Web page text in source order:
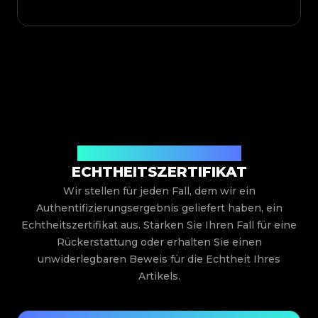
ECHTHEITSZERTIFIKAT
Wir stellen für jeden Fall, dem wir ein
Authentifizierungsergebnis geliefert haben, ein
Echtheitszertifikat aus. Stärken Sie Ihren Fall für eine
Rückerstattung oder erhalten Sie einen
unwiderlegbaren Beweis für die Echtheit Ihres
Artikels.